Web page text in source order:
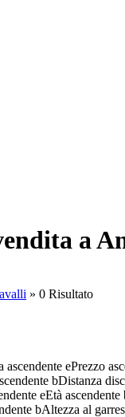
a
» 0 Risultato
ascendente ePrezzo
bDistanza
eEtà ascendente
bAltezza al